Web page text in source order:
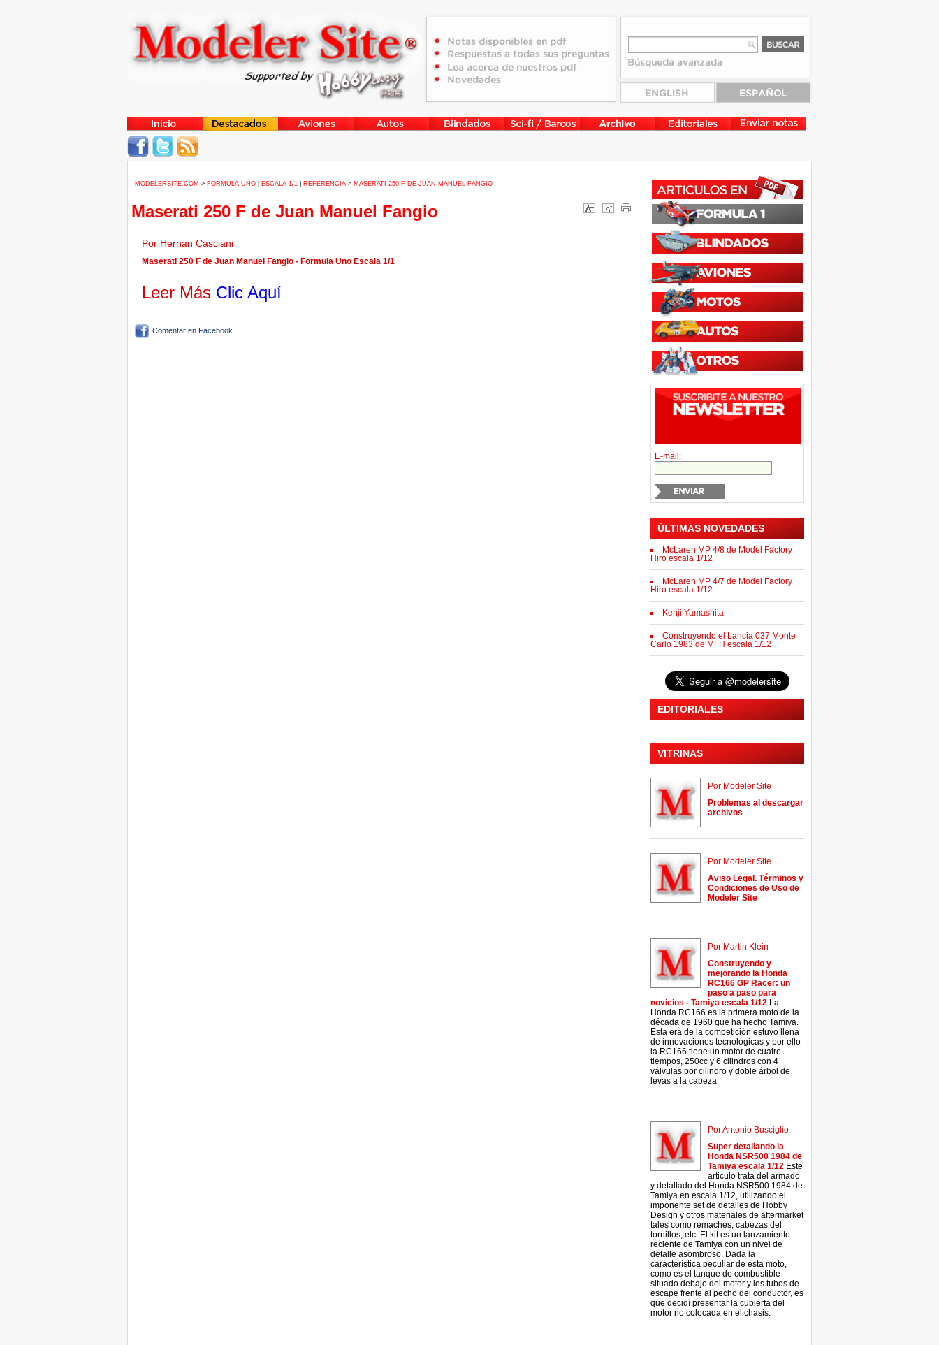
MODELERSITE.COM > FORMULA UNO ESCALA 1/1 REFERENCIA > MASERATI 250 F DE JUAN MANUEL FANGIO
Maserati 250 F de Juan Manuel Fangio
Por Hernan Casciani
Maserati 250 F de Juan Manuel Fangio - Formula Uno Escala 1/1
Leer Más Clic Aquí
Comentar en Facebook
E-mail:
ÚLTIMAS NOVEDADES
McLaren MP 4/8 de Model Factory
Hiro escala 1/12
McLaren MP 4/7 de Model Factory
Hiro escala 1/12
Kenji Yamashita
Construyendo el Lancia 037 Monte
Carlo 1983 de MFH escala 1/12
EDITORIALES
VITRINAS
Por Modeler Site
Problemas al descargar
archivos
Por Modeler Site
Aviso Legal. Términos y
Condiciones de Uso de
Modeler Site
Por Martin Klein
Construyendo y
mejorando la Honda
RC166 GP Racer: un
paso a paso para
novicios - Tamiya escala 1/12 La
Honda RC166 es la primera moto de la
década de 1960 que ha hecho Tamiya.
Esta era de la competición estuvo llena
de innovaciones tecnológicas y por ello
la RC166 tiene un motor de cuatro
tiempos, 250cc y 6 cilindros con 4
válvulas por cilindro y doble árbol de
levas a la cabeza.
Por Antonio Busciglio
Super detallando la
Honda NSR500 1984 de
Tamiya escala 1/12 Este
articulo trata del armado
y detallado del Honda NSR500 1984 de
Tamiya en escala 1/12, utilizando el
imponente set de detalles de Hobby
Design y otros materiales de aftermarket
tales como remaches, cabezas del
tornillos, etc. El kit es un lanzamiento
reciente de Tamiya con un nivel de
detalle asombroso. Dada la
característica peculiar de esta moto,
como es el tanque de combustible
situado debajo del motor y los tubos de
escape frente al pecho del conductor, es
que decidí presentar la cubierta del
motor no colocada en el chasis.